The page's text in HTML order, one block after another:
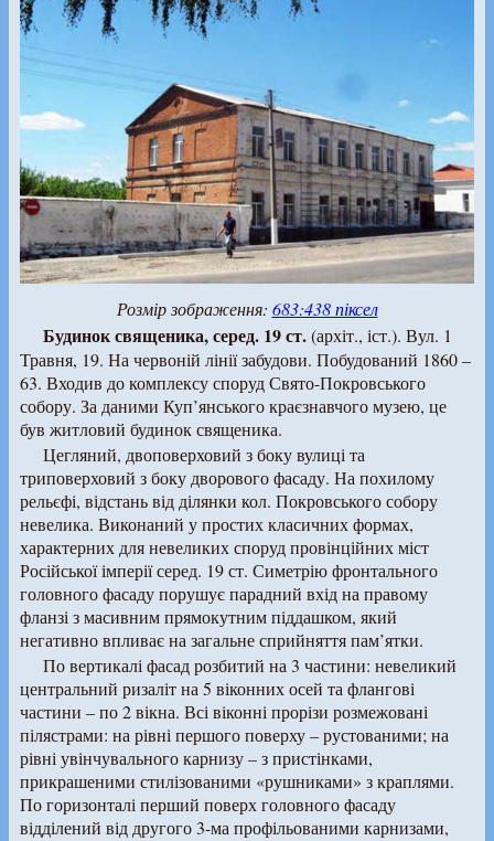
Розмір зображення: 683:438 піксел
Будинок священика, серед. 19 ст.(архіт., іст.). Вул. 1
Травня, 19. На червоній лінії забудови. Побудований 1860 –
63. Входив до комплексу споруд Свято-Покровського
собору. За даними Куп’янського краєзнавчого музею, це
був житловий будинок священика.
Цегляний, двоповерховий з боку вулиці та
триповерховий з боку дворового фасаду. На похилому
рельєфі, відстань від ділянки кол. Покровського собору
невелика. Виконаний у простих класичних формах,
характерних для невеликих споруд провінційних міст
Російської імперії серед. 19 ст. Симетрію фронтального
головного фасаду порушує парадний вхід на правому
фланзі з масивним прямокутним піддашком, який
негативно впливає на загальне сприйняття пам’ятки.
По вертикалі фасад розбитий на 3 частини: невеликий
центральний ризаліт на 5 віконних осей та флангові
частини – по 2 вікна. Всі віконні прорізи розмежовані
пілястрами: на рівні першого поверху – рустованими; на
рівні увінчувального карнизу – з пристінками,
прикрашеними стилізованими «рушниками» з краплями.
По горизонталі перший поверх головного фасаду
відділений від другого 3-ма профільованими карнизами,